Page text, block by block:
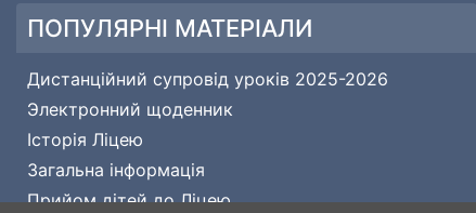
ПОПУЛЯРНІ МАТЕРІАЛИ
Дистанційний супровід уроків 2025-2026
Электронний щоденник
Історія Ліцею
Загальна інформація
Прийом дітей до Ліцею